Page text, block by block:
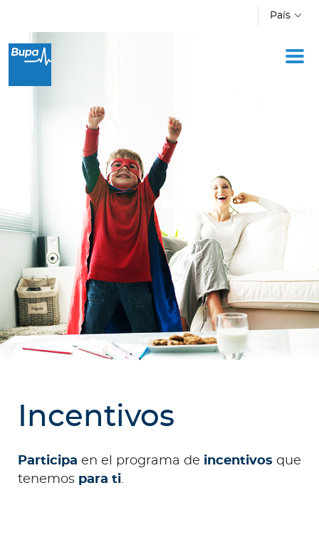
País
Oficina Móvil
Acerca de Bupa
Ingresar a Mi Bupa
Para Clientes
Para Agentes
Incentivos
Participa en el programa de incentivos que
tenemos para ti.